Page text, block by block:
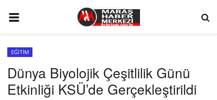
GÜNDEM
SİYASET
EKONOMİ
EĞİTİM
Dünya Biyolojik Çeşitlilik Günü
Etkinliği KSÜ’de Gerçekleştirildi